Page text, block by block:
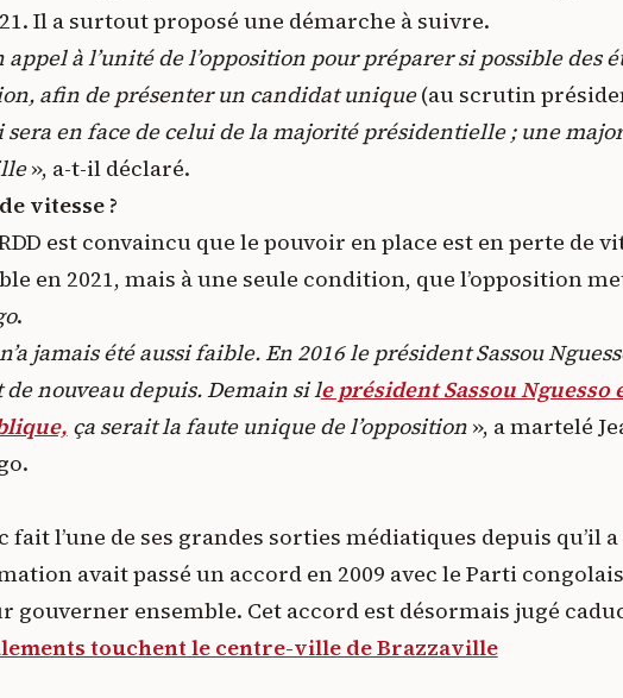
Il a surtout proposé une démarche à suivre.
à l’unité de l’opposition pour préparer si possible des
afin de présenter un candidat unique(au scrutin
en face de celui de la majorité présidentielle ; une
», a-t-il déclaré.
vitesse ?
est convaincu que le pouvoir en place est en perte de
en 2021, mais à une seule condition, que l’opposition
.
jamais été aussi faible. En 2016 le président Sassou
nouveau depuis. Demain si le président Sassou Nguesso
ça serait la faute unique de l’opposition», a martelé
fait l’une de ses grandes sorties médiatiques depuis qu’il
avait passé un accord en 2009 avec le Parti
gouverner ensemble. Cet accord est désormais jugé
touchent le centre-ville de Brazzaville